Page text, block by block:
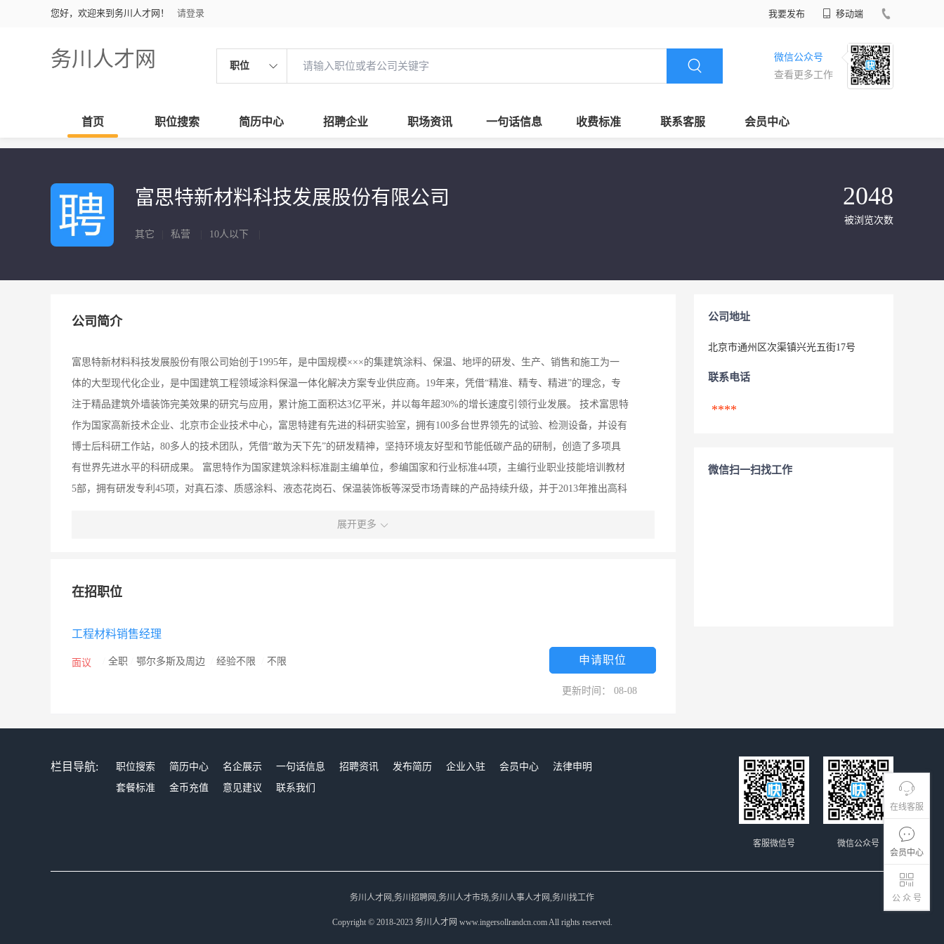
您好，欢迎来到务川人才网！ 请登录 我要发布 移动端
务川人才网 职位
微信公众号
查看更多工作
首页 职位搜索 简历中心 招聘企业 职场资讯 一句话信息 收费标准 联系客服 会员中心
在线客服
会员中心
公 众 号
富思特新材料科技发展股份有限公司
其它 私营 10人以下
2048
被浏览次数
公司简介
富思特新材料科技发展股份有限公司始创于1995年，是中国规模×××的集建筑涂料、保温、地坪的研发、生产、销售和施工为一
体的大型现代化企业，是中国建筑工程领域涂料保温一体化解决方案专业供应商。19年来，凭借“精准、精专、精进”的理念，专
注于精品建筑外墙装饰完美效果的研究与应用，累计施工面积达3亿平米，并以每年超30%的增长速度引领行业发展。 技术富思特
作为国家高新技术企业、北京市企业技术中心，富思特建有先进的科研实验室，拥有100多台世界领先的试验、检测设备，并设有
博士后科研工作站，80多人的技术团队，凭借“敢为天下先”的研发精神，坚持环境友好型和节能低碳产品的研制，创造了多项具
有世界先进水平的科研成果。 富思特作为国家建筑涂料标准副主编单位，参编国家和行业标准44项，主编行业职业技能培训教材
5部，拥有研发专利45项，对真石漆、质感涂料、液态花岗石、保温装饰板等深受市场青睐的产品持续升级，并于2013年推出高科
完善的质量管理与保障体系，2013年落成投产的北京安定新工厂总投资5个亿，建筑面积17万平米，是目前中国生产规模×××的建
特提供最优质的原材料。 服务富思特 富思特在成立之初就树立了“卓越漆品，至诚服务”的理念，在全国设有50余个分支机构，拥
到达全国任一工作现场，及时为客户进行全方位服务。如今，富思特已成为万科、恒大、中海、首创、世茂、保利、远洋、碧桂
园、绿地、绿城、和记黄埔等全国各大房地产开发企业的长期战略合作服务商。 荣誉富思特 数年来，富思特累计获得各类荣誉
步。
展开更多
在招职位
工程材料销售经理
面议 全职 鄂尔多斯及周边 经验不限 不限 申请职位
更新时间： 08-08
公司地址
北京市通州区次渠镇兴光五街17号
联系电话
****
微信扫一扫找工作
栏目导航: 职位搜索 简历中心 名企展示 一句话信息 招聘资讯 发布简历 企业入驻 会员中心
法律申明
套餐标准
金币充值 意见建议 联系我们
微信公众号
客服微信号
务川人才网,务川招聘网,务川人才市场,务川人事人才网,务川找工作
Copyright © 2018-2023 务川人才网 www.ingersollrandcn.com All rights reserved.